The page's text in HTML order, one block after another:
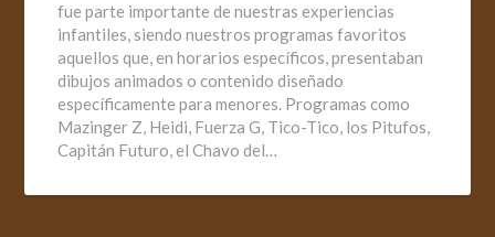
fue parte importante de nuestras experiencias
infantiles, siendo nuestros programas favoritos
aquellos que, en horarios específicos, presentaban
dibujos animados o contenido diseñado
específicamente para menores. Programas como
Mazinger Z, Heidi, Fuerza G, Tico-Tico, los Pitufos,
Capitán Futuro, el Chavo del…